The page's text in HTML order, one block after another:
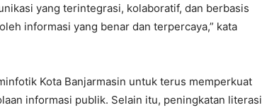
yang terintegrasi, kolaboratif, dan berbasis
informasi yang benar dan terpercaya,” kata
Kota Banjarmasin untuk terus memperkuat
informasi publik. Selain itu, peningkatan literasi